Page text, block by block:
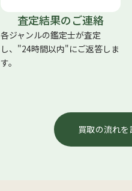
査定結果のご連絡
各ジャンルの鑑定士が査定
し、"24時間以内"にご返答しま
す。
買取の流れ